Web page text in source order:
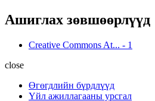
Ашиглах зөвшөөрлүүд
Creative Commons At... - 1
close
Өгөгдлийн бүрдлүүд
Үйл ажиллагааны урсгал